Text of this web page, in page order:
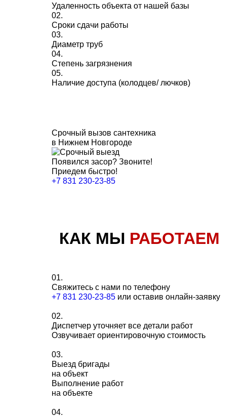
Удаленность объекта от нашей базы
02.
Сроки сдачи работы
03.
Диаметр труб
04.
Степень загрязнения
05.
Наличие доступа (колодцев/ лючков)
Срочный вызов сантехника
в Нижнем Новгороде
Появился засор? Звоните!
Приедем быстро!
+7 831 230-23-85
КАК МЫ РАБОТАЕМ
01.
Свяжитесь с нами по телефону
+7 831 230-23-85 или оставив онлайн-заявку
02.
Диспетчер уточняет все детали работ
Озвучивает ориентировочную стоимость
03.
Выезд бригады
на объект
Выполнение работ
на объекте
04.